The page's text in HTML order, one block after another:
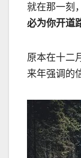
就在那一刻
必为你开道
原本在十二
来年强调的